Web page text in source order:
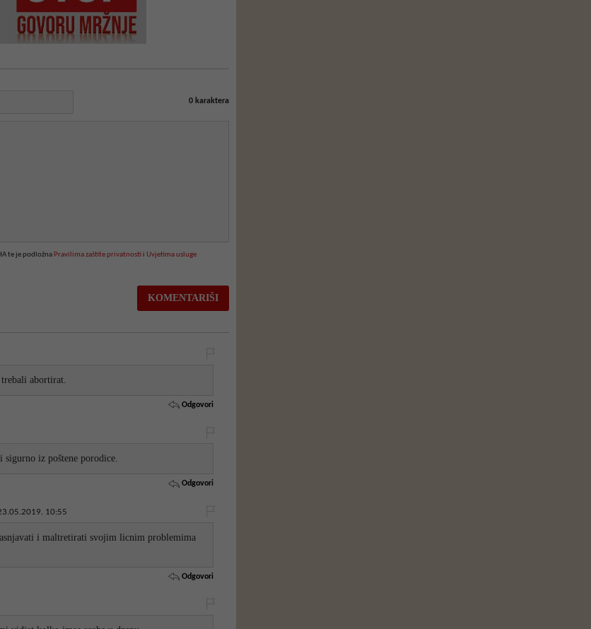
0karaktera
te je podložna Pravilima zaštite privatnostii Uvjetima usluge
abortirat.
Odgovori
sigurno iz poštene porodice.
Odgovori
10:55
i maltretirati svojim licnim problemima
Odgovori